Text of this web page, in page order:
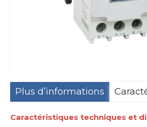
Plus d’informations
Caractéristiques techniques et